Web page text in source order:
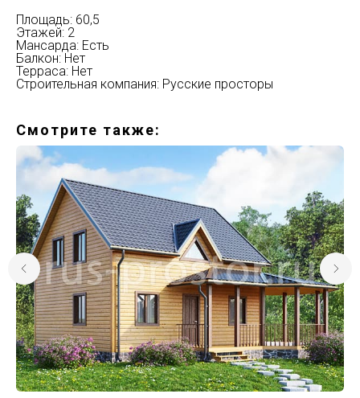
Площадь: 60,5
Этажей: 2
Мансарда: Есть
Балкон: Нет
Терраса: Нет
Строительная компания: Русские просторы
Смотрите также: